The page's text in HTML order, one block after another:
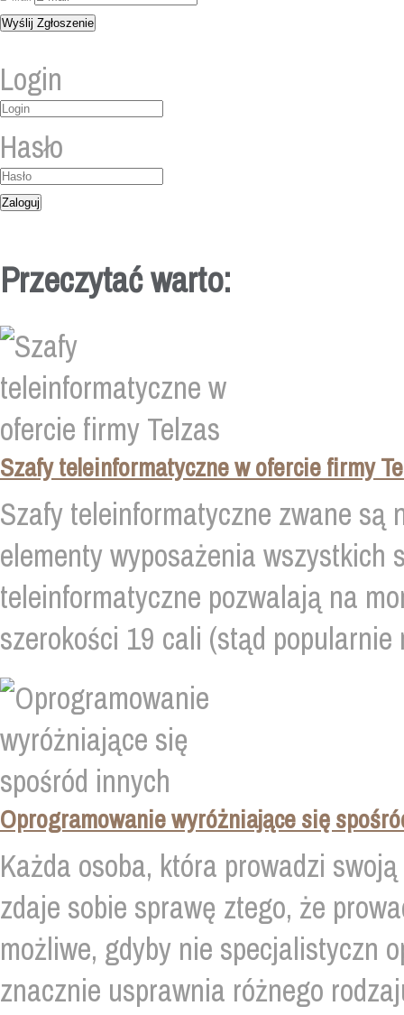
Login
Hasło
Przeczytać warto:
Szafy teleinformatyczne w ofercie firmy
Szafy teleinformatyczne zwane są
elementy wyposażenia wszystkich
teleinformatyczne pozwalają na
szerokości 19 cali (stąd
Oprogramowanie wyróżniające się
Każda osoba, która prowadzi
zdaje sobie sprawę ztego, że
możliwe, gdyby nie specjalistyczn
znacznie usprawnia różnego